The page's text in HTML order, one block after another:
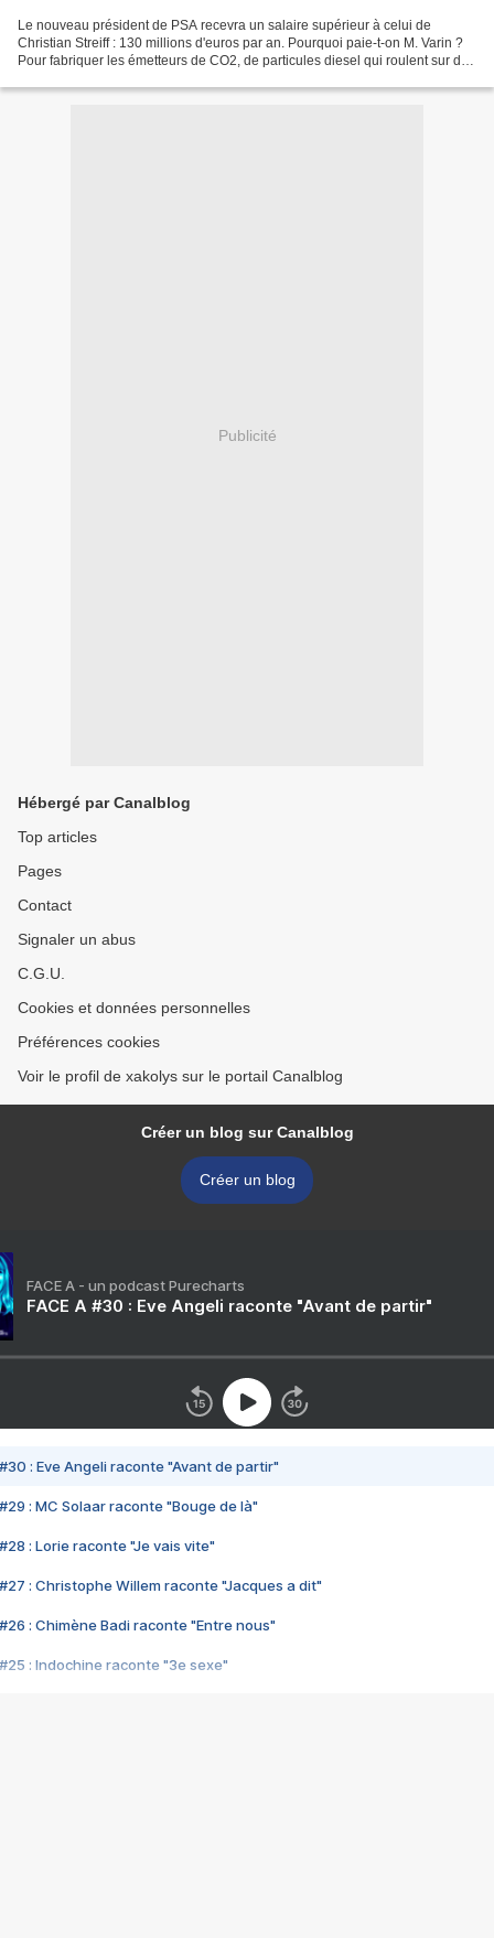
Le nouveau président de PSA recevra un salaire supérieur à celui de
Christian Streiff : 130 millions d'euros par an. Pourquoi paie-t-on M. Varin ?
Pour fabriquer les émetteurs de CO2, de particules diesel qui roulent sur du
Publicité
Hébergé par Canalblog
Top articles
Pages
Contact
Signaler un abus
C.G.U.
Cookies et données personnelles
Préférences cookies
Voir le profil de xakolys sur le portail Canalblog
Créer un blog sur Canalblog
Créer un blog
FACE A - un podcast Purecharts
FACE A #30 : Eve Angeli raconte "Avant de partir"
#30 : Eve Angeli raconte "Avant de partir"
#29 : MC Solaar raconte "Bouge de là"
#28 : Lorie raconte "Je vais vite"
#27 : Christophe Willem raconte "Jacques a dit"
#26 : Chimène Badi raconte "Entre nous"
#25 : Indochine raconte "3e sexe"